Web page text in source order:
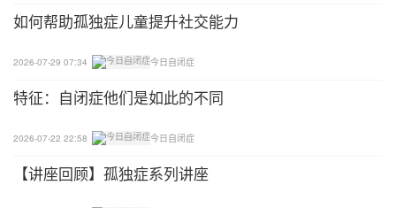
08
毛巾船摇啊摇
训练目的：调整前庭平衡机能，提升本体感。
玩法：找一条长毛巾/毛毯/床单，让孩子趴卧/仰卧在
毛巾上，爸爸妈妈抓紧床单4个角，将其前后左右上
下晃动。嘴里念"毛巾船摇啊摇，毛巾船晃啊晃，毛
如何帮助孤独症儿童提升社交能力
2026-07-29 07:34 今日自闭症
特征：自闭症他们是如此的不同
2026-07-22 22:58 今日自闭症
【讲座回顾】孤独症系列讲座